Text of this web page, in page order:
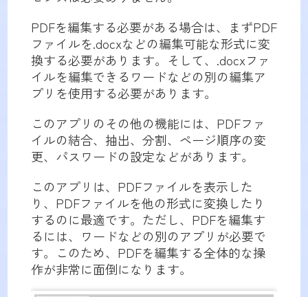
PDFを編集する必要がある場合は、まずPDF
ファイルを.docxなどの編集可能な形式に変
換する必要があります。そして、.docxファ
イルを編集できるワードなどの別の編集ア
プリを使用する必要があります。
このアプリのその他の機能には、PDFファ
イルの結合、抽出、分割、ページ順序の変
更、パスワードの設定などがあります。
このアプリは、PDFファイルを表示した
り、PDFファイルを他の形式に変換したり
するのに最適です。ただし、PDFを編集す
るには、ワードなどの別のアプリが必要で
す。このため、PDFを編集する全体的な操
作が非常に面倒になります。